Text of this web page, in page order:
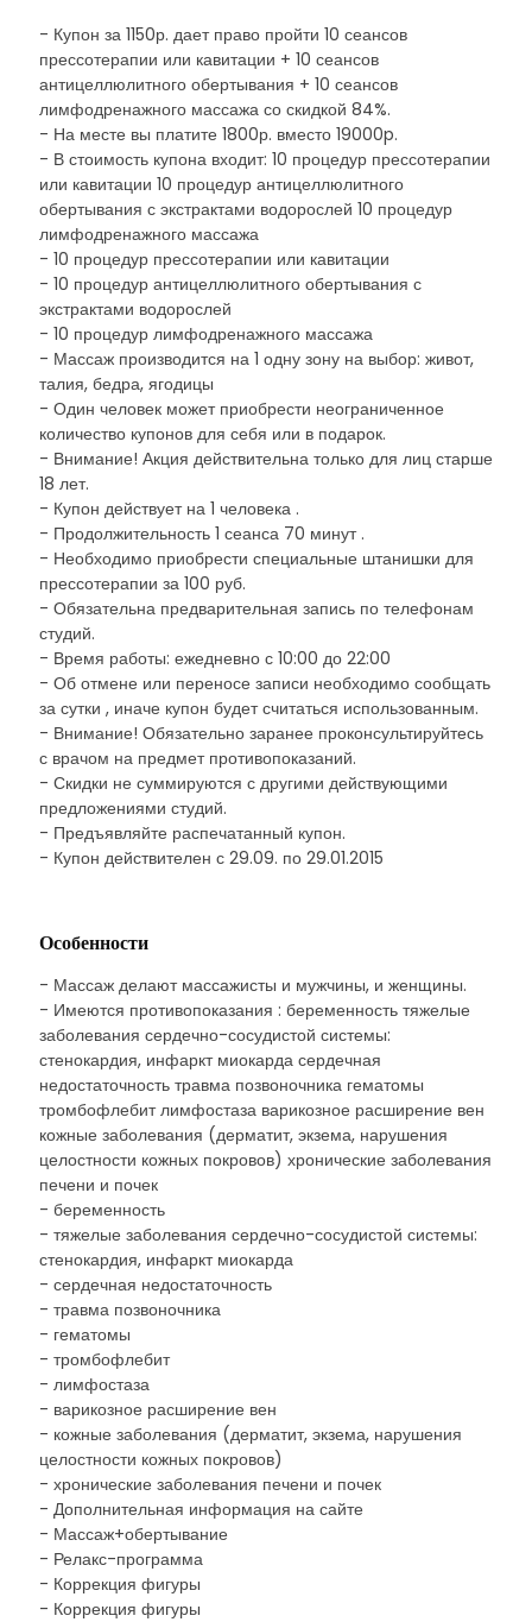
- Купон за 1150р. дает право пройти 10 сеансов
прессотерапии или кавитации + 10 сеансов
антицеллюлитного обертывания + 10 сеансов
лимфодренажного массажа со скидкой 84%.
- На месте вы платите 1800р. вместо 19000p.
- В стоимость купона входит: 10 процедур прессотерапии
или кавитации 10 процедур антицеллюлитного
обертывания с экстрактами водорослей 10 процедур
лимфодренажного массажа
- 10 процедур прессотерапии или кавитации
- 10 процедур антицеллюлитного обертывания с
экстрактами водорослей
- 10 процедур лимфодренажного массажа
- Массаж производится на 1 одну зону на выбор: живот,
талия, бедра, ягодицы
- Один человек может приобрести неограниченное
количество купонов для себя или в подарок.
- Внимание! Акция действительна только для лиц старше
18 лет.
- Купон действует на 1 человека .
- Продолжительность 1 сеанса 70 минут .
- Необходимо приобрести специальные штанишки для
прессотерапии за 100 руб.
- Обязательна предварительная запись по телефонам
студий.
- Время работы: ежедневно с 10:00 до 22:00
- Об отмене или переносе записи необходимо сообщать
за сутки , иначе купон будет считаться использованным.
- Внимание! Обязательно заранее проконсультируйтесь
с врачом на предмет противопоказаний.
- Скидки не суммируются с другими действующими
предложениями студий.
- Предъявляйте распечатанный купон.
- Купон действителен с 29.09. по 29.01.2015
Особенности
- Массаж делают массажисты и мужчины, и женщины.
- Имеются противопоказания : беременность тяжелые
заболевания сердечно-сосудистой системы:
стенокардия, инфаркт миокарда сердечная
недостаточность травма позвоночника гематомы
тромбофлебит лимфостаза варикозное расширение вен
кожные заболевания (дерматит, экзема, нарушения
целостности кожных покровов) хронические заболевания
печени и почек
- беременность
- тяжелые заболевания сердечно-сосудистой системы:
стенокардия, инфаркт миокарда
- сердечная недостаточность
- травма позвоночника
- гематомы
- тромбофлебит
- лимфостаза
- варикозное расширение вен
- кожные заболевания (дерматит, экзема, нарушения
целостности кожных покровов)
- хронические заболевания печени и почек
- Дополнительная информация на сайте
- Массаж+обертывание
- Релакс-программа
- Коррекция фигуры
- Коррекция фигуры